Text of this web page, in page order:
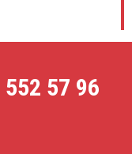
552 57 96